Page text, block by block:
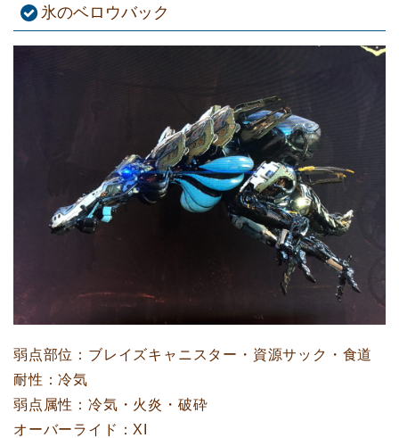
氷のベロウバック
弱点部位：ブレイズキャニスター・資源サック・食道
耐性：冷気
弱点属性：冷気・火炎・破砕
オーバーライド：XI